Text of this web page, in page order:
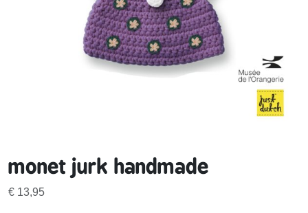
monet jurk handmade
€ 13,95